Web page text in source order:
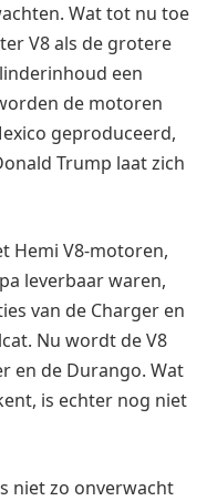
Wat tot nu toe
V8 als de grotere
een
de motoren
geproduceerd,
Trump laat zich
Hemi V8-motoren,
leverbaar waren,
van de Charger en
Nu wordt de V8
en de Durango. Wat
is echter nog niet
niet zo onverwacht